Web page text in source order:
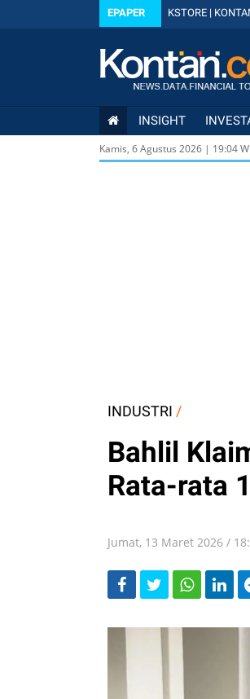
EPAPER KSTORE |
INSIGHT
Kamis, 6 Agustus 2026 | 19:04
INDUSTRI /
Bahlil
Rata-rata
Jumat, 13 Maret 2026 /